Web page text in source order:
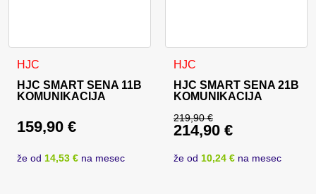
HJC
HJC SMART SENA 11B
KOMUNIKACIJA
159,90 €
že od 14,53 € na mesec
HJC
HJC SMART SENA 21B
KOMUNIKACIJA
219,90€
Izvirna cena je bila:
214,90 €
že od 10,24 € na mesec